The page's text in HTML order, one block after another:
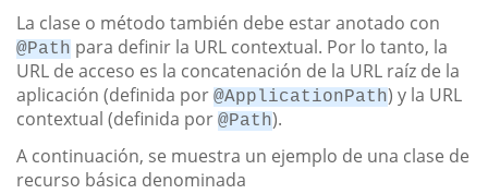
La clase o método también debe estar anotado con
@Path para definir la URL contextual. Por lo tanto, la
URL de acceso es la concatenación de la URL raíz de la
aplicación (definida por @ApplicationPath) y la URL
contextual (definida por @Path).
A continuación, se muestra un ejemplo de una clase de
recurso básica denominada